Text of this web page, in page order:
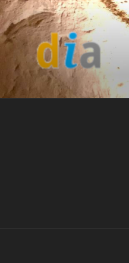
Skip
to
content